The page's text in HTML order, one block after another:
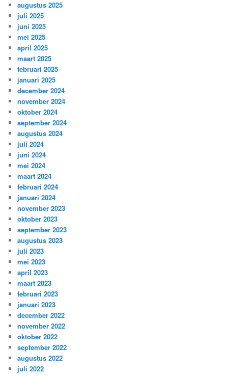
augustus 2025
juli 2025
juni 2025
mei 2025
april 2025
maart 2025
februari 2025
januari 2025
december 2024
november 2024
oktober 2024
september 2024
augustus 2024
juli 2024
juni 2024
mei 2024
maart 2024
februari 2024
januari 2024
november 2023
oktober 2023
september 2023
augustus 2023
juli 2023
mei 2023
april 2023
maart 2023
februari 2023
januari 2023
december 2022
november 2022
oktober 2022
september 2022
augustus 2022
juli 2022